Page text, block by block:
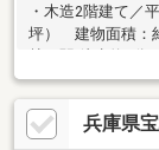
・木造2階建て／
坪） 建物面積：
スコ小林店 徒歩
ファイン宝塚小
ディ宝塚小林店
ノベーションにつ
兵庫県